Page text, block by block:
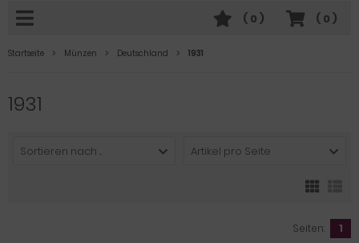
( 0 )
( 0 )
Startseite Münzen Deutschland 1931
1931
Sortieren nach ... Artikel pro Seite
Seiten: 1